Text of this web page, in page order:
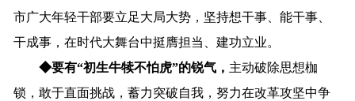
市广大年轻干部要立足大局大势，坚持想干事、能干事、
干成事，在时代大舞台中挺膺担当、建功立业。
◆要有“初生牛犊不怕虎”的锐气， 主动破除思想枷
锁，敢于直面挑战，蓄力突破自我，努力在改革攻坚中争